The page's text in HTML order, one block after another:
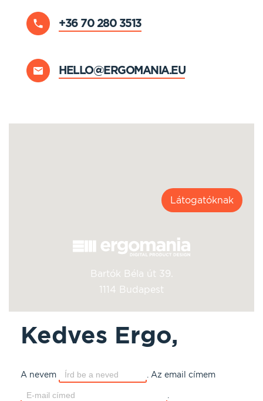
+36 70 280 3513
HELLO@ERGOMANIA.EU
Kedves Ergo,
A nevem . Az email címem
.
Bartók Béla út 39.
1114 Budapest
Látogatóknak